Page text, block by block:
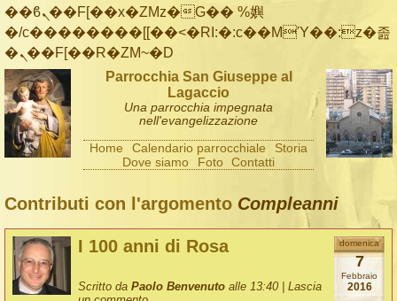
��ϐܢ��F[��x�ZMz�G�� %嬩
�/c��������[[��<�RI:�:c��MΎ��:z�졾
�ܢ��F[��R�ZM~�D
Parrocchia San Giuseppe al
Lagaccio
Una parrocchia impegnata
nell'evangelizzazione
Home Calendario parrocchiale
Storia
Dove siamo
Foto Contatti
Contributi con l'argomento Compleanni
domenica
7
Febbraio
2016
I 100 anni di Rosa
Scritto da Paolo Benvenuto alle 13:40 | Lascia